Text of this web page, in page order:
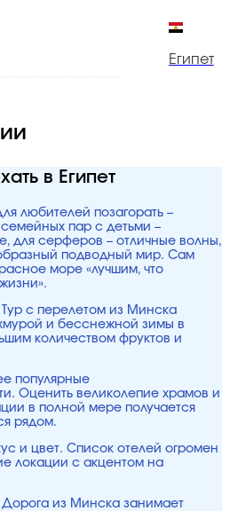
Египет
в Египет
любителей позагорать –
пар с детьми –
для серферов – отличные волны,
подводный мир. Сам
море «лучшим, что
с перелетом из Минска
и бесснежной зимы в
количеством фруктов и
популярные
Оценить великолепие храмов и
в полной мере получается
рядом.
и цвет. Список отелей огромен
локации с акцентом на
из Минска занимает